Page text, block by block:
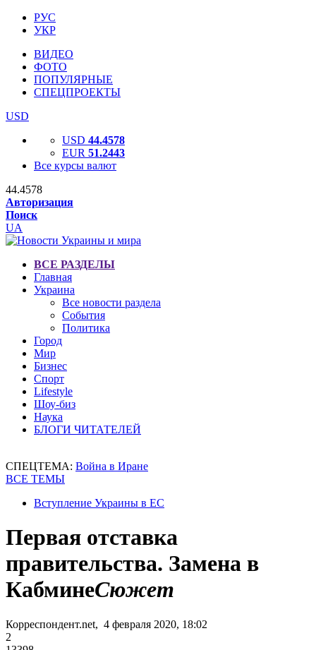
РУС
УКР
ВИДЕО
ФОТО
ПОПУЛЯРНЫЕ
СПЕЦПРОЕКТЫ
USD
USD 44.4578
EUR 51.2443
Все курсы валют
44.4578
Авторизация
Поиск
UA
ВСЕ РАЗДЕЛЫ
Главная
Украина
Все новости раздела
События
Политика
Город
Мир
Бизнес
Спорт
Lifestyle
Шоу-биз
Наука
БЛОГИ ЧИТАТЕЛЕЙ
СПЕЦТЕМА: Война в Иране
ВСЕ ТЕМЫ
Вступление Украины в ЕС
Первая отставка
правительства. Замена в
КабминеСюжет
Корреспондент.net, 4 февраля 2020, 18:02
2